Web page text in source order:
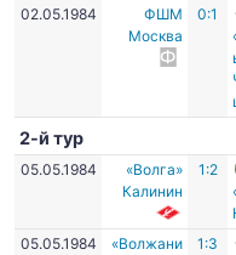
02.05.1984
ФШМ
Москва
0:1
2-й тур
05.05.1984
«Волга»
Калинин
1:2
05.05.1984
«Волжани
1:3